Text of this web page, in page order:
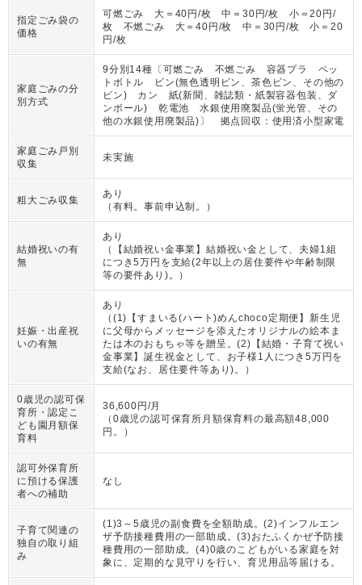
指定ごみ袋の
価格
可燃ごみ 大＝40円/枚 中＝30円/枚 小＝20円/
枚 不燃ごみ 大＝40円/枚 中＝30円/枚 小＝20
円/枚
家庭ごみの分
別方式
9分別14種〔可燃ごみ 不燃ごみ 容器プラ ペッ
トボトル ビン(無色透明ビン、茶色ビン、その他の
ビン) カン 紙(新聞、雑誌類・紙製容器包装、ダ
ンボール) 乾電池 水銀使用廃製品(蛍光管、その
他の水銀使用廃製品)〕 拠点回収：使用済小型家電
家庭ごみ戸別
収集
未実施
粗大ごみ収集
あり
（ 有料。事前申込制。 ）
結婚祝いの有
無
あり
（
【結婚祝い金事業】結婚祝い金として、夫婦1組
につき5万円を支給(2年以上の居住要件や年齢制限
等の要件あり)。
）
妊娠・出産祝
いの有無
あり
（ (1)【すまいる(ハート)めんchoco定期便】新生児
に父母からメッセージを添えたオリジナルの絵本ま
たは木のおもちゃ等を贈呈。(2)【結婚・子育て祝い
金事業】誕生祝金として、お子様1人につき5万円を
支給(なお、居住要件等あり)。
）
0歳児の認可保
育所・認定こ
ども園月額保
育料
36,600円/月
（ 0歳児の認可保育所月額保育料の最高額48,000
円。
）
認可外保育所
に預ける保護
者への補助
なし
子育て関連の
独自の取り組
み
(1)3～5歳児の副食費を全額助成。(2)インフルエン
ザ予防接種費用の一部助成。(3)おたふくかぜ予防接
種費用の一部助成。(4)0歳のこどもがいる家庭を対
象に、定期的な見守りを行い、育児用品等届ける。